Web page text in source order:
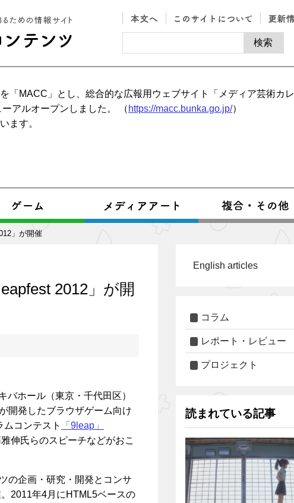
「MACC」とし、総合的な広報用ウェブサイト「メディア芸術カレ
アルオープンしました。 （ https://macc.bunka.go.jp/）
ます。
」が開催
2012」が開
ホール（東京・千代田区）
開発したブラウザゲーム向け
コンテスト
「9leap」
伸氏らのスピーチなどがおこ
の企画・研究・開発とコンサ
2011年4月にHTML5ベースの
English articles
コラム
レポート・レビュー
プロジェクト
読まれている記事